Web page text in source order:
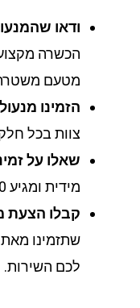
ודאו שהמנעולן
הכשרה מקצועית
מטעם משטרת
הזמינו מנעולן
צוות בכל חלקי
שאלו על זמינות
מידית ומגיע 20 דקות לכל מקום שתצטרכו.
קבלו הצעת
שתזמינו מאתנו
לכם השירות.